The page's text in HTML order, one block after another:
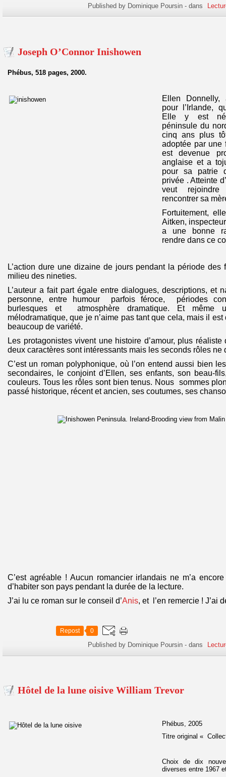
Published by Dominique Poursin -dans
Joseph O’Connor Inishowen
Phébus, 518 pages, 2000.
Ellen Donnelly,
pour l’Irlande,
Elle y est
péninsule du
cinq ans plus
adoptée par une
est devenue
anglaise et a
pour sa patrie
privée . Atteinte
veut
rencontrer sa
Fortuitement,
Aitken,
a une bonne
rendre dans ce
L’action dure une dizaine de jours pendant la période des
milieu des nineties.
L’auteur a fait part égale entre dialogues, descriptions, et
personne, entre humour parfois féroce, périodes
burlesques et atmosphère dramatique. Et même
mélodramatique, que je n’aime pas tant que cela, mais il
beaucoup de variété.
Les protagonistes vivent une histoire d’amour, plus
deux caractères sont intéressants mais les seconds rôles ne
C’est un roman polyphonique, où l’on entend aussi bien
secondaires, le conjoint d’Ellen, ses enfants, son beau-
couleurs. Tous les rôles sont bien tenus. Nous sommes
passé historique, récent et ancien, ses coutumes, ses
C’est agréable ! Aucun romancier irlandais ne m’a
d’habiter son pays pendant la durée de la lecture.
J’ai lu ce roman sur le conseil d’Anis, et l’en remercie ! J’ai
Repost 0
Published by Dominique Poursin -dans
Hôtel de la lune oisive William Trevor
Phébus, 2005
Titre original «
Choix de dix
diverses entre 1967